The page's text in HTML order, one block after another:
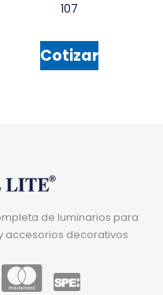
107
Cotizar
de luminarios para
accesorios decorativos